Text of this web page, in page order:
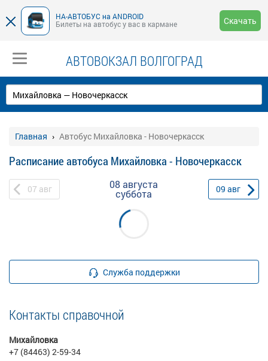
НА-АВТОБУС на ANDROID
Билеты на автобус у вас в кармане
Скачать
АВТОВОКЗАЛ ВОЛГОГРАД
Главная Автобус Михайловка - Новочеркасск
Расписание автобуса Михайловка - Новочеркасск
07 авг 08 августа
суббота 09 авг
Служба поддержки
Контакты справочной
Михайловка
+7 (84463) 2-59-34